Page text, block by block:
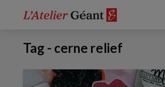
Tag - cerne relief